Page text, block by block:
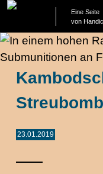
Eine Seite
von
23.01.2019